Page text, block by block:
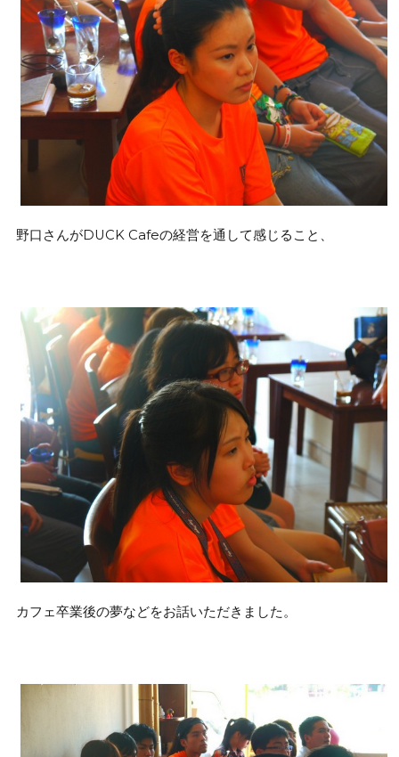
野口さんがDUCK Cafeの経営を通して感じること、
カフェ卒業後の夢などをお話いただきました。